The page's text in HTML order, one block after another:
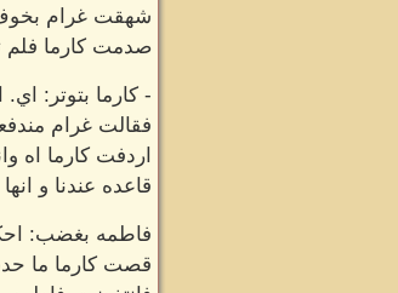
شهقت غرام بخوف
صدمت كارما فلم
- كارما بتوتر:
فقالت غرام
اردفت كارما اه
قاعده عندنا و
فاطمه بغضب:
قصت كارما ما